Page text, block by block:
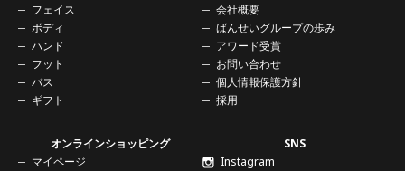
フェイス
ボディ
ハンド
フット
バス
ギフト
会社概要
ばんせいグループの歩み
アワード受賞
お問い合わせ
個人情報保護方針
採用
オンラインショッピング
マイページ
SNS
Instagram